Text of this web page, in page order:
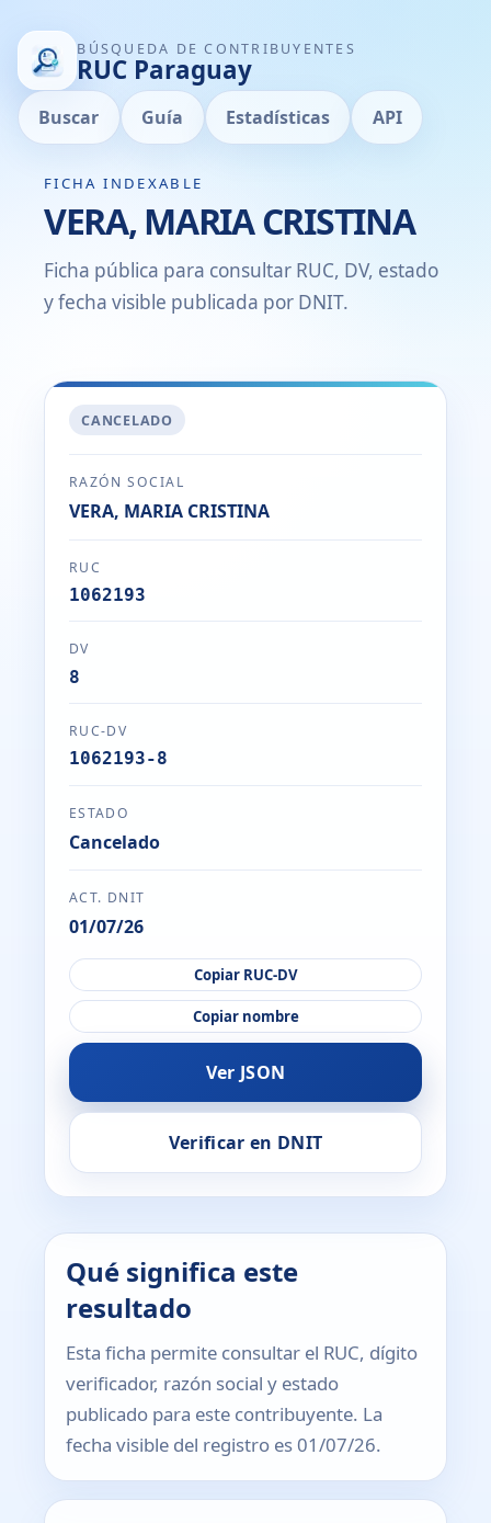
BÚSQUEDA DE CONTRIBUYENTES
RUC Paraguay
Buscar Guía Estadísticas API
FICHA INDEXABLE
VERA, MARIA CRISTINA
Ficha pública para consultar RUC, DV, estado
y fecha visible publicada por DNIT.
CANCELADO
RAZÓN SOCIAL
VERA, MARIA CRISTINA
RUC
1062193
DV
8
RUC-DV
1062193-8
ESTADO
Cancelado
ACT. DNIT
01/07/26
Copiar RUC-DV
Copiar nombre
Ver JSON
Verificar en DNIT
Qué significa este
resultado
Esta ficha permite consultar el RUC, dígito
verificador, razón social y estado
publicado para este contribuyente. La
fecha visible del registro es 01/07/26.